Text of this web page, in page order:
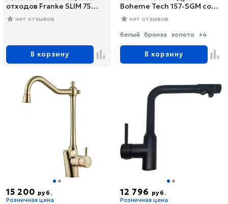
отходов Franke SLIM 75
(134.0715.096)
нет отзывов
В корзину
Boheme Tech 157-SGM со
смесителем, С
ВНУТРЕННЕЙ ЧАСТЬЮ,
shine gun metal
нет отзывов
белый бронза золото +4
В корзину
15 200 руб.
Розничная цена
12 796 руб.
Розничная цена